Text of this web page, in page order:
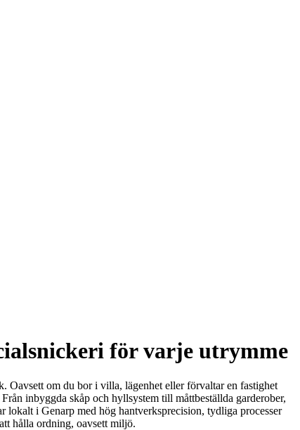
för varje utrymme
Oavsett om du bor i villa, lägenhet eller förvaltar en fastighet
inbyggda skåp och hyllsystem till måttbeställda garderober,
i Genarp med hög hantverksprecision, tydliga processer
hålla ordning, oavsett miljö.